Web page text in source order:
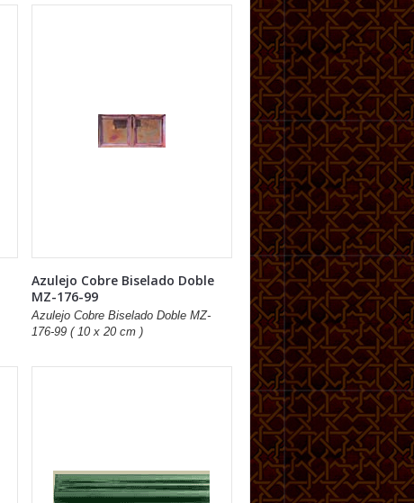
Azulejo Cobre Biselado Doble
MZ-176-99
Azulejo Cobre Biselado Doble MZ-
176-99 ( 10 x 20 cm )